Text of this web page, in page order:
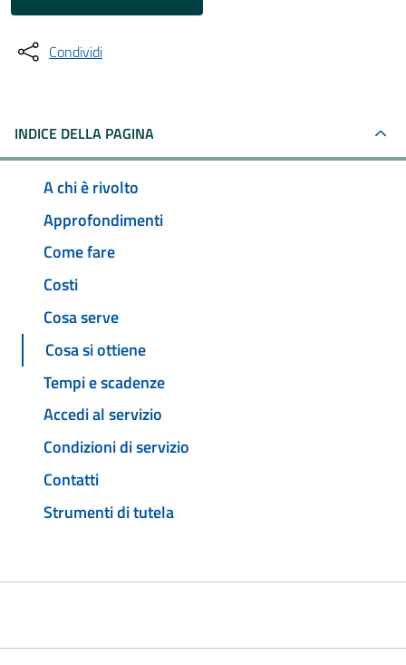
Condividi
INDICE DELLA PAGINA
A chi è rivolto
Approfondimenti
Come fare
Costi
Cosa serve
Cosa si ottiene
Tempi e scadenze
Accedi al servizio
Condizioni di servizio
Contatti
Strumenti di tutela